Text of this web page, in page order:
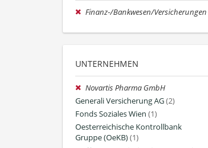
Finanz-/Bankwesen/Versicherungen
UNTERNEHMEN
Novartis Pharma GmbH
Generali Versicherung AG(2)
Fonds Soziales Wien (1)
Oesterreichische Kontrollbank
Gruppe (OeKB)(1)